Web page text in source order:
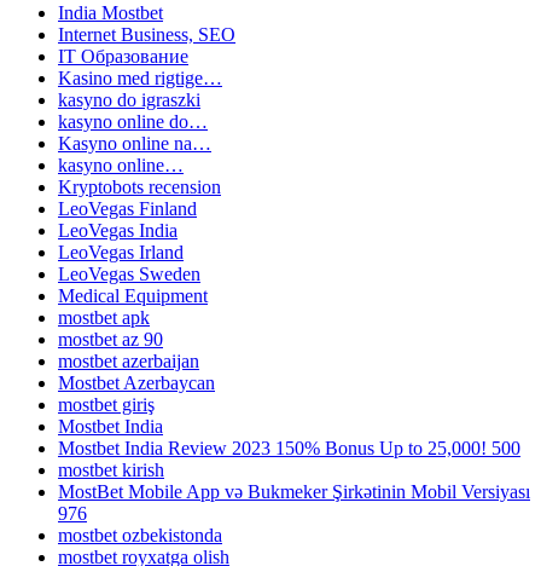
India Mostbet
Internet Business, SEO
IT Образование
Kasino med rigtige…
kasyno do igraszki
kasyno online do…
Kasyno online na…
kasyno online…
Kryptobots recension
LeoVegas Finland
LeoVegas India
LeoVegas Irland
LeoVegas Sweden
Medical Equipment
mostbet apk
mostbet az 90
mostbet azerbaijan
Mostbet Azerbaycan
mostbet giriş
Mostbet India
Mostbet India Review 2023 150% Bonus Up to 25,000! 500
mostbet kirish
MostBet Mobile App və Bukmeker Şirkətinin Mobil Versiyası
976
mostbet ozbekistonda
mostbet royxatga olish